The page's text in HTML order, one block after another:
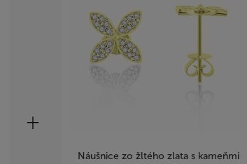
Náušnice zo žltého zlata s kameňmi